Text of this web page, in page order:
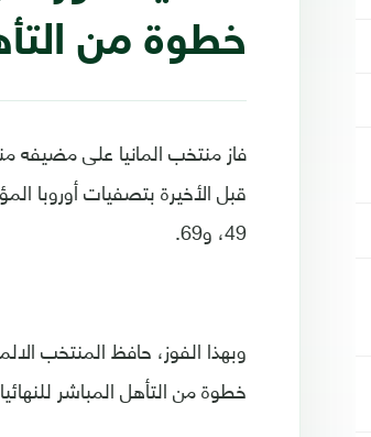
خطوة من
فاز منتخب المانيا على مضيفه
49، و69.
خطوة من التأهل المباشر